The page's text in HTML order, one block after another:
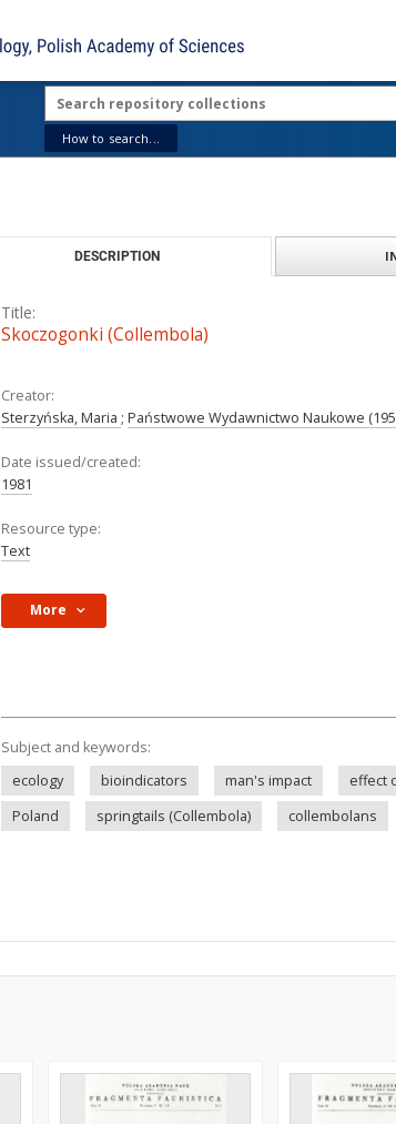
How to search...
DESCRIPTION
Title:
Skoczogonki (Collembola)
Creator:
Sterzyńska, Maria ; Państwowe Wydawnictwo Naukowe
Date issued/created:
1981
Resource type:
Text
More
Subject and keywords:
ecology
bioindicators man's impact effect
Poland
springtails (Collembola) collembolans